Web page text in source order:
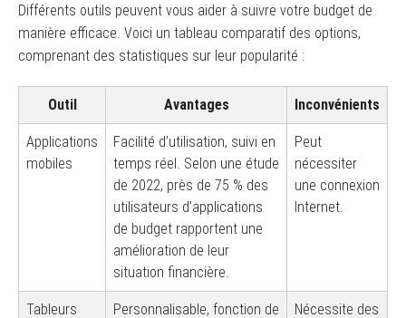
Différents outils peuvent vous aider à suivre votre budget de
manière efficace. Voici un tableau comparatif des options,
comprenant des statistiques sur leur popularité :
Outil Avantages Inconvénients
Applications
mobiles
Facilité d’utilisation, suivi en
temps réel. Selon une étude
de 2022, près de 75 % des
utilisateurs d’applications
de budget rapportent une
amélioration de leur
situation financière.
Peut
nécessiter
une connexion
Internet.
Tableurs
Personnalisable, fonction de
Nécessite des